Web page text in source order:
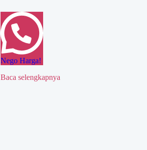
283
Nego Harga!
Baca selengkapnya